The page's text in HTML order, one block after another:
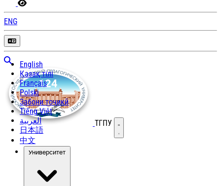
ENG
English
Қазақ тілі
Français
Polski
Забони тоҷикӣ
Tiếng Việt
العربية
日本語
中文
ТГПУ Открыть меню
Университет